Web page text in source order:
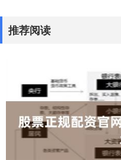
推荐阅读